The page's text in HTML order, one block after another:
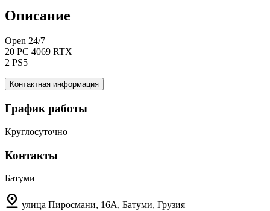
Описание
Open 24/7
20 PC 4069 RTX
2 PS5
Контактная информация
График работы
Круглосуточно
Контакты
Батуми
улица Пиросмани, 16А, Батуми, Грузия